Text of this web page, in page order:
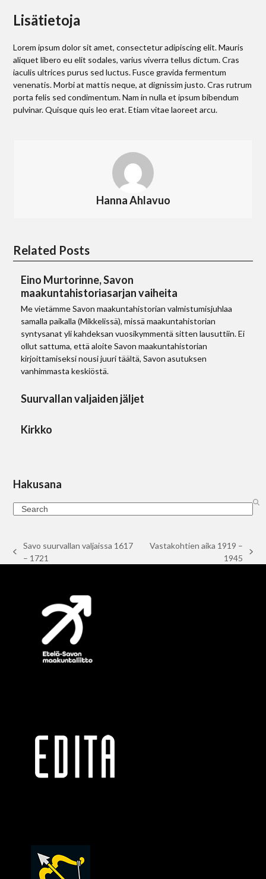
Lisätietoja
Lorem ipsum dolor sit amet, consectetur adipiscing elit. Mauris
aliquet libero eu elit sodales, varius viverra tellus dictum. Cras
iaculis ultrices purus sed luctus. Fusce gravida fermentum
venenatis. Morbi at mattis neque, at dignissim justo. Cras rutrum
porta felis sed condimentum. Nam in nulla et ipsum bibendum
pulvinar. Quisque quis leo erat. Etiam vitae laoreet arcu.
Hanna Ahlavuo
Related Posts
Eino Murtorinne, Savon
maakuntahistoriasarjan vaiheita
Me vietämme Savon maakuntahistorian valmistumisjuhlaa
samalla paikalla (Mikkelissä), missä maakuntahistorian
syntysanat yli kahdeksan vuosikymmentä sitten lausuttiin. Ei
ollut sattuma, että aloite Savon maakuntahistorian
kirjoittamiseksi nousi juuri täältä, Savon asutuksen
vanhimmasta keskiöstä.
Suurvallan valjaiden jäljet
Kirkko
Hakusana
Search
previous
Savo suurvallan valjaissa 1617
– 1721
Vastakohtien aika 1919 –
1945